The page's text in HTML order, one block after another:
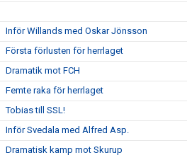
Inför Willands med Oskar Jönsson
Första förlusten för herrlaget
Dramatik mot FCH
Femte raka för herrlaget
Tobias till SSL!
Inför Svedala med Alfred Asp.
Dramatisk kamp mot Skurup